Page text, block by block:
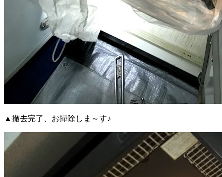
▲撤去完了、お掃除しま～す♪